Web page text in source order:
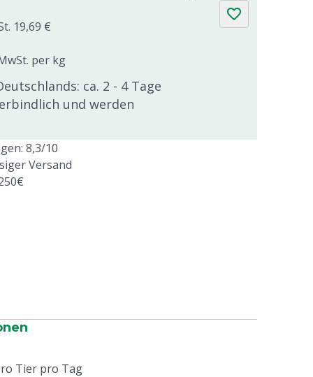
19,69 €
per kg
ca. 2 - 4 Tage
und werden
8,3/10
Versand
Tier pro Tag